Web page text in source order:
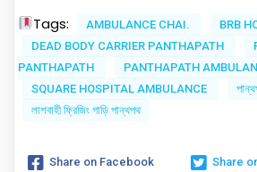
Tags: AMBULANCE CHAI.
BRB
DEAD BODY CARRIER PANTHAPATH
PANTHAPATH
PANTHAPATH
SQUARE HOSPITAL AMBULANCE
লাশবাহী ফ্রিজিং গাড়ি পান্থপথ
Share on Facebook Share